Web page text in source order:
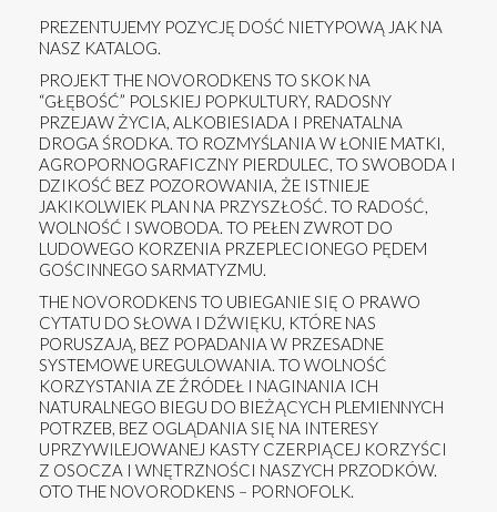
PREZENTUJEMY POZYCJĘ DOŚĆ NIETYPOWĄ JAK NA
NASZ KATALOG.
PROJEKT THE NOVORODKENS TO SKOK NA
“GŁĘBOŚĆ” POLSKIEJ POPKULTURY, RADOSNY
PRZEJAW ŻYCIA, ALKOBIESIADA I PRENATALNA
DROGA ŚRODKA. TO ROZMYŚLANIA W ŁONIE MATKI,
AGROPORNOGRAFICZNY PIERDULEC, TO SWOBODA I
DZIKOŚĆ BEZ POZOROWANIA, ŻE ISTNIEJE
JAKIKOLWIEK PLAN NA PRZYSZŁOŚĆ. TO RADOŚĆ,
WOLNOŚĆ I SWOBODA. TO PEŁEN ZWROT DO
LUDOWEGO KORZENIA PRZEPLECIONEGO PĘDEM
GOŚCINNEGO SARMATYZMU.
THE NOVORODKENS TO UBIEGANIE SIĘ O PRAWO
CYTATU DO SŁOWA I DŹWIĘKU, KTÓRE NAS
PORUSZAJĄ, BEZ POPADANIA W PRZESADNE
SYSTEMOWE UREGULOWANIA. TO WOLNOŚĆ
KORZYSTANIA ZE ŹRÓDEŁ I NAGINANIA ICH
NATURALNEGO BIEGU DO BIEŻĄCYCH PLEMIENNYCH
POTRZEB, BEZ OGLĄDANIA SIĘ NA INTERESY
UPRZYWILEJOWANEJ KASTY CZERPIĄCEJ KORZYŚCI
Z OSOCZA I WNĘTRZNOŚCI NASZYCH PRZODKÓW.
OTO THE NOVORODKENS – PORNOFOLK.